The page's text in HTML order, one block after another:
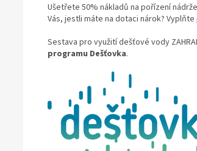
Ušetřete 50% nákladů na pořízení
Vás, jestli máte na dotaci nárok? Vyplňte
Sestava pro využití dešťové vody
programu Dešťovka.